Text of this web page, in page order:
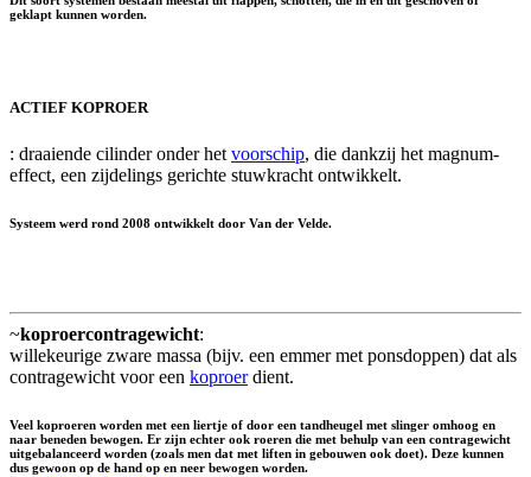
geklapt kunnen worden.
ACTIEF KOPROER
: draaiende cilinder onder hetvoorschip, die dankzij het magnum-
effect, een zijdelings gerichte stuwkracht ontwikkelt.
Systeem werd rond 2008 ontwikkelt door Van der Velde.
~koproercontragewicht:
willekeurige zware massa (bijv. een emmer met ponsdoppen) dat als
contragewicht voor een koproerdient.
Veel koproeren worden met een liertje of door een tandheugel met slinger omhoog en
naar beneden bewogen. Er zijn echter ook roeren die met behulp van een contragewicht
uitgebalanceerd worden (zoals men dat met liften in gebouwen ook doet). Deze kunnen
dus gewoon op de hand op en neer bewogen worden.